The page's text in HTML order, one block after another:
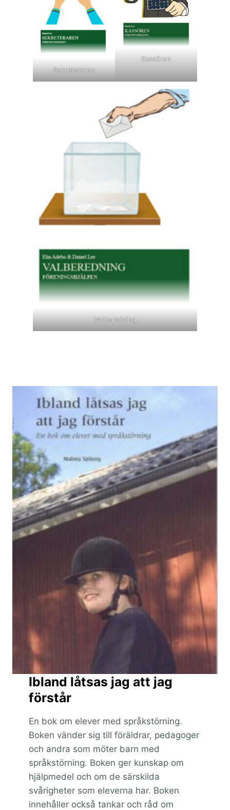
Sekreteraren
Kassören
Valberedning
Ibland låtsas jag att jag
förstår
En bok om elever med språkstörning.
Boken vänder sig till föräldrar, pedagoger
och andra som möter barn med
språkstörning. Boken ger kunskap om
hjälpmedel och om de särskilda
svårigheter som eleverna har. Boken
innehåller också tankar och råd om